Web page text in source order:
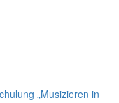
„Musizieren in